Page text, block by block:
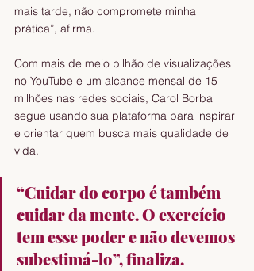
mais tarde, não compromete minha
prática”, afirma.
Com mais de meio bilhão de visualizações
no YouTube e um alcance mensal de 15
milhões nas redes sociais, Carol Borba
segue usando sua plataforma para inspirar
e orientar quem busca mais qualidade de
vida.
“Cuidar do corpo é também
cuidar da mente. O exercício
tem esse poder e não devemos
subestimá-lo”, finaliza.